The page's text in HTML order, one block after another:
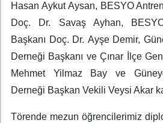
Hasan AykutAysan, BESYO
Doç. Dr. Savaş Ayhan,
Başkanı Doç. Dr. Ayşe Demir,
Derneği Başkanı ve Çınar İlçe
Mehmet Yilmaz Bay ve
Derneği Başkan Vekili Veysi Akar
Törende mezun öğrencilerimiz